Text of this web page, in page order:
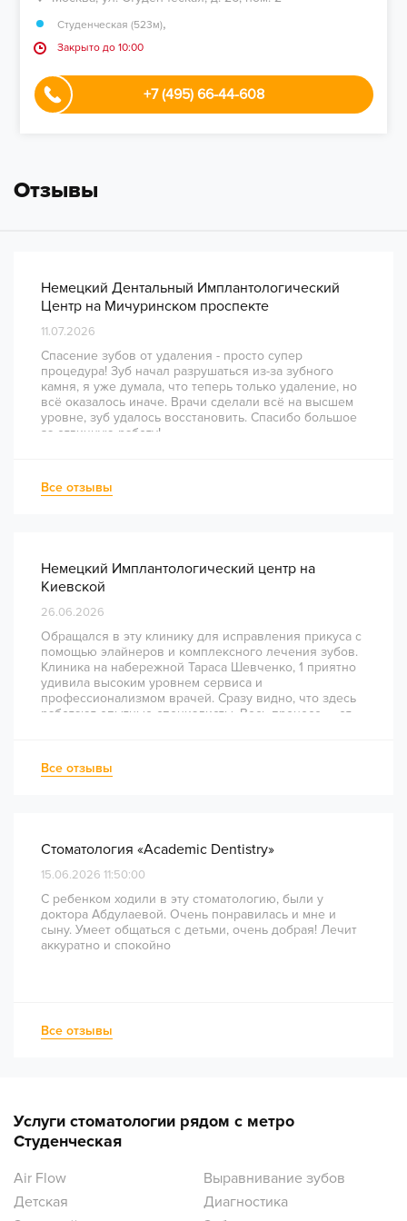
Студенческая (523м),
Закрыто до 10:00
+7 (495) 66-44-608
Отзывы
Немецкий Дентальный Имплантологический
Центр на Мичуринском проспекте
11.07.2026
Спасение зубов от удаления - просто супер
процедура! Зуб начал разрушаться из-за зубного
камня, я уже думала, что теперь только удаление, но
всё оказалось иначе. Врачи сделали всё на высшем
уровне, зуб удалось восстановить. Спасибо большое
за отличную работу!
Все отзывы
Немецкий Имплантологический центр на
Киевской
26.06.2026
Обращался в эту клинику для исправления прикуса с
помощью элайнеров и комплексного лечения зубов.
Клиника на набережной Тараса Шевченко, 1 приятно
удивила высоким уровнем сервиса и
профессионализмом врачей. Сразу видно, что здесь
работают опытные специалисты. Весь процесс — от
непростое перелечивание каналов прошло
комфортно и безболезненно. Рекомендую всем, кто
Все отзывы
Стоматология «Academic Dentistry»
15.06.2026 11:50:00
С ребенком ходили в эту стоматологию, были у
доктора Абдулаевой. Очень понравилась и мне и
сыну. Умеет общаться с детьми, очень добрая! Лечит
аккуратно и спокойно
Все отзывы
Услуги стоматологии рядом с метро
Студенческая
Air Flow
Выравнивание зубов
Детская
Диагностика